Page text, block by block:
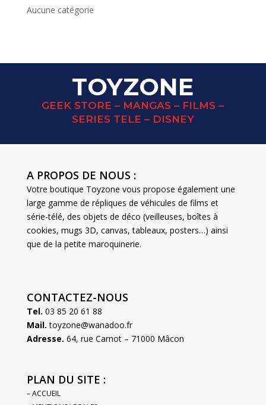
Aucune catégorie
TOYZONE
GEEK STORE – MANGAS – FILMS –
SERIES TELE – DISNEY
A PROPOS DE NOUS :
Votre boutique Toyzone vous propose également une
large gamme de répliques de véhicules de films et
série-télé, des objets de déco (veilleuses, boîtes à
cookies, mugs 3D, canvas, tableaux, posters…) ainsi
que de la petite maroquinerie.
CONTACTEZ-NOUS
Tel. 03 85 20 61 88
Mail. toyzone@wanadoo.fr
Adresse. 64, rue Carnot – 71000 Mâcon
PLAN DU SITE :
– ACCUEIL